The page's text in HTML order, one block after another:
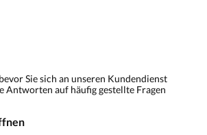
Sie sich an unseren Kundendienst
Antworten auf häufig gestellte Fragen